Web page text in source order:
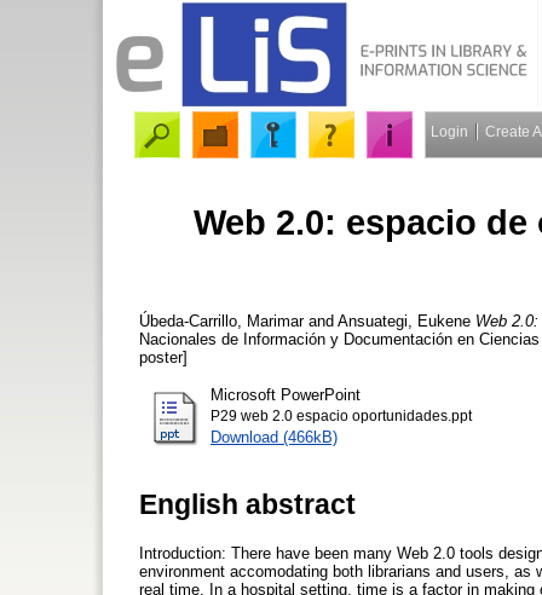
Login Create
Web 2.0: espacio
Úbeda-Carrillo, Marimarand Ansuategi, Eukene Web
Nacionales de Información y Documentación en
poster]
Microsoft PowerPoint
P29 web 2.0 espacio oportunidades.ppt
Download (466kB)
English abstract
Introduction: There have been many Web 2.0 tools
environment accomodating both librarians and users,
real time. In a hospital setting, time is a factor in